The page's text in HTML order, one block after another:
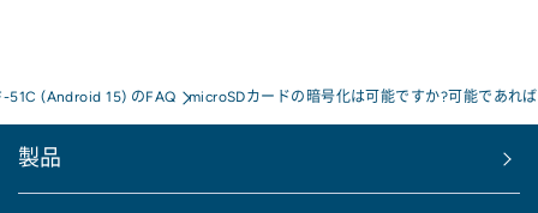
51C (Android 15) のFAQ microSDカードの暗号化は可能ですか?可能であれ
製品